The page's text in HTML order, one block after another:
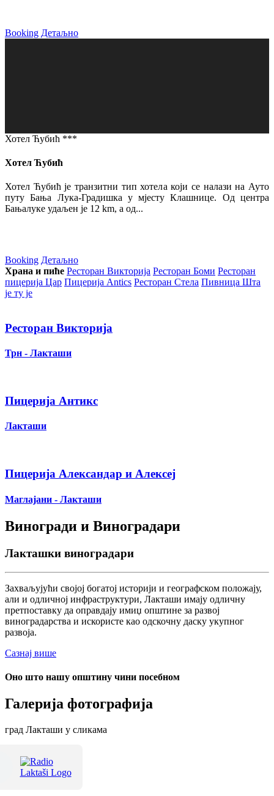
Booking Детаљно
Хотел Ћубић ***
Хотел Ћубић
Хотел Ћубић је транзитни тип хотела који се налази на Ауто
путу Бања Лука-Градишка у мјесту Клашнице. Од центра
Бањалуке удаљен је 12 km, а од...
Booking Детаљно
Храна и пиће Ресторан Викторија Ресторан Боми Ресторан
пицерија Цар Пицерија Аntics Ресторан Стела Пивница Шта
је ту је
Ресторан Викторија
Трн - Лакташи
Пицерија Антикс
Лакташи
Пицерија Александар и Алексеј
Маглајани - Лакташи
Виногради и Виноградари
Лакташки виноградари
Захваљујући својој богатој историји и географском положају,
али и одличној инфраструктури, Лакташи имају одличну
претпоставку да оправдају имиџ општине за развој
виноградарства и искористе као одскочну даску укупног
развоја.
Сазнај више
Оно што нашу општину чини посебном
Галерија фотографија
град Лакташи у сликама
Терме Лакташи